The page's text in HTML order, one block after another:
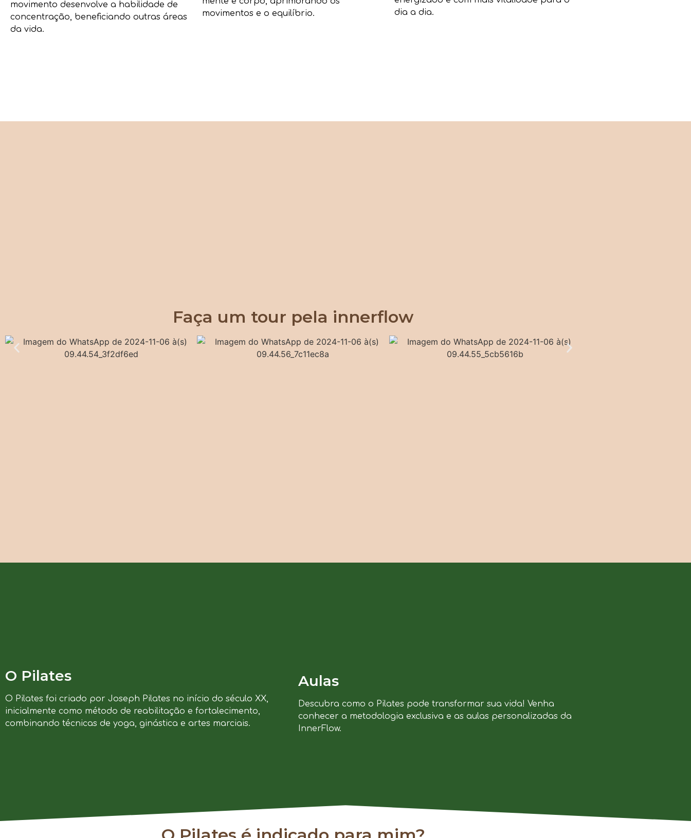
movimento desenvolve a habilidade de
concentração, beneficiando outras áreas
da vida.
movimentos e o equilíbrio.
dia a dia.
Faça um tour pela innerflow
O Pilates
O Pilates foi criado por Joseph Pilates no início do século XX,
inicialmente como método de reabilitação e fortalecimento,
combinando técnicas de yoga, ginástica e artes marciais.
Aulas
Descubra como o Pilates pode transformar sua vida! Venha
conhecer a metodologia exclusiva e as aulas personalizadas da
InnerFlow.